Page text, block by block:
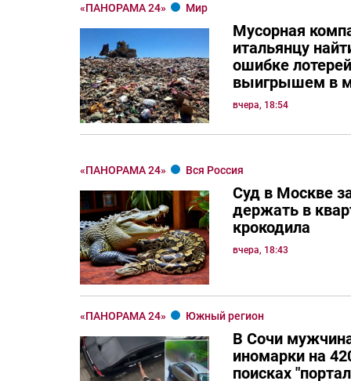
«ПАНОРАМА 24» Мир
Мусорная
итальянцу
ошибке
выигрышем в
вчера, 18:54
«ПАНОРАМА 24» Вся Россия
Суд в Москве
держать в
крокодила
вчера, 18:43
«ПАНОРАМА 24» Южный регион
В Сочи
иномарки на
поисках